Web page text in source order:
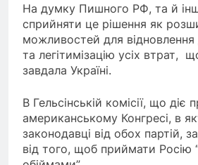
На думку Пишного РФ, та й
сприйняти це рішення як
можливостей для відновлення
та легітимізацію усіх втрат,
завдала Україні.
В Гельсінській комісії, що діє
американському Конгресі, в
законодавці від обох партій,
від того, щоб приймати Росію